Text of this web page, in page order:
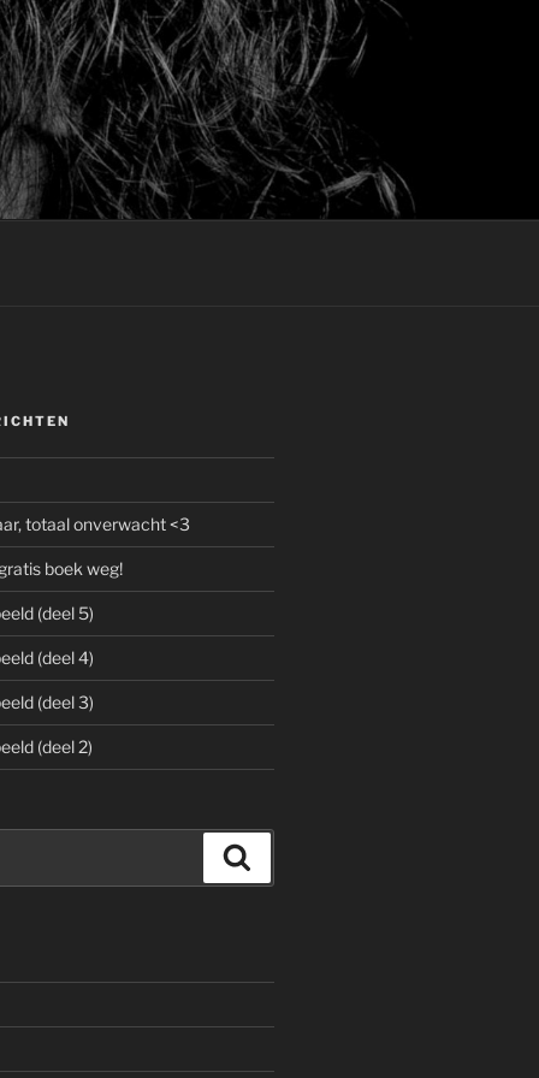
totaal onverwacht <3
boek weg!
(deel 5)
(deel 4)
(deel 3)
(deel 2)